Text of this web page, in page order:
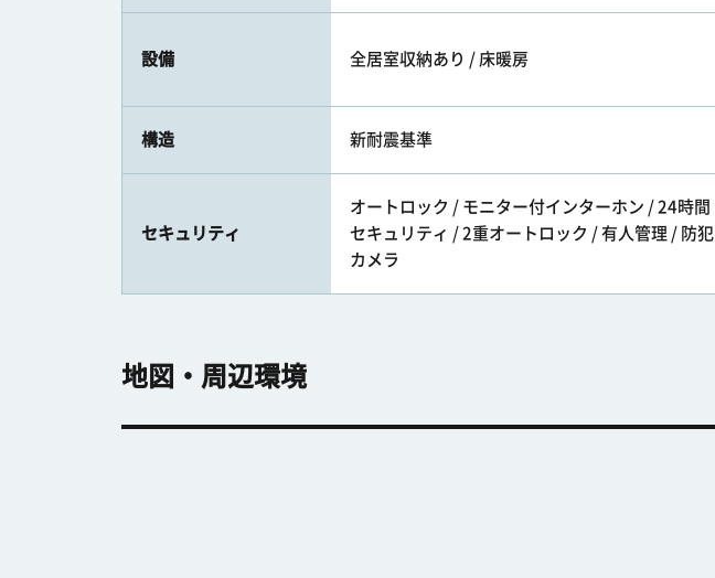
設備 全居室収納あり / 床暖房
構造 新耐震基準
セキュリティ
オートロック / モニター付インターホン / 24時間
セキュリティ / 2重オートロック / 有人管理 / 防犯
カメラ
地図・周辺環境